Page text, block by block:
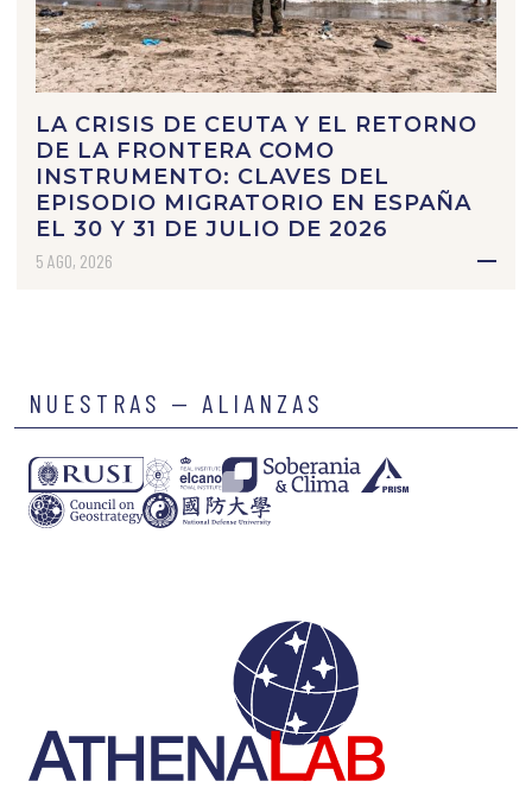
LA CRISIS DE CEUTA Y EL RETORNO
DE LA FRONTERA COMO
INSTRUMENTO: CLAVES DEL
EPISODIO MIGRATORIO EN ESPAÑA
EL 30 Y 31 DE JULIO DE 2026
5 AGO, 2026
NUESTRAS — ALIANZAS